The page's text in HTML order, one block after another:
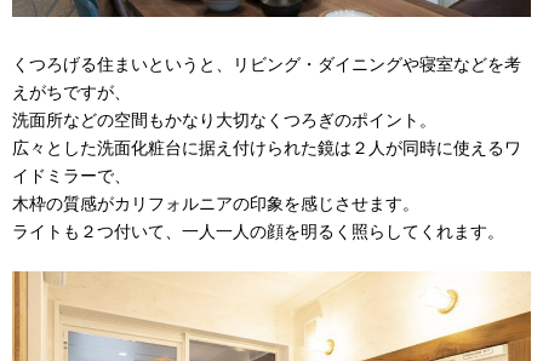
くつろげる住まいというと、リビング・ダイニングや寝室などを考
えがちですが、
洗面所などの空間もかなり大切なくつろぎのポイント。
広々とした洗面化粧台に据え付けられた鏡は２人が同時に使えるワ
イドミラーで、
木枠の質感がカリフォルニアの印象を感じさせます。
ライトも２つ付いて、一人一人の顔を明るく照らしてくれます。